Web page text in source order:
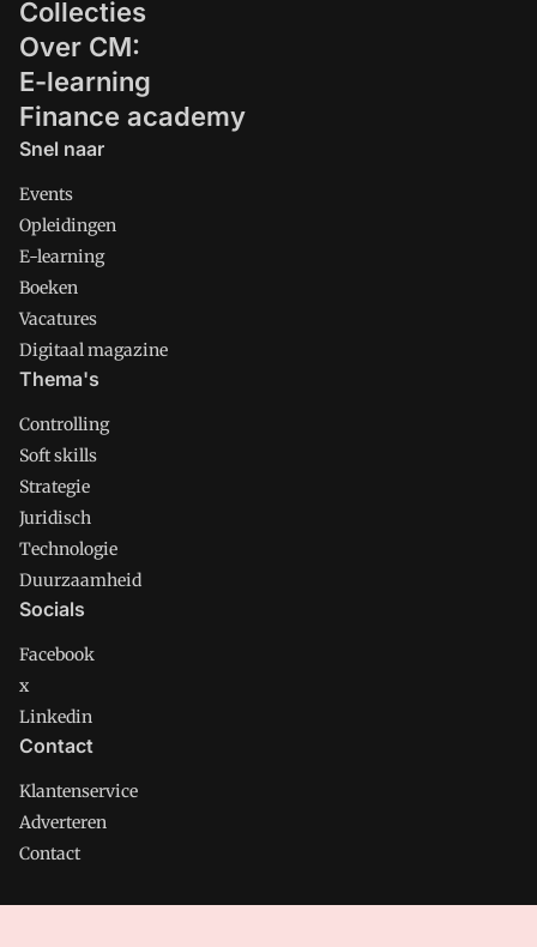
Collecties
Over CM:
E-learning
Finance academy
Snel naar
Events
Opleidingen
E-learning
Boeken
Vacatures
Digitaal magazine
Thema's
Controlling
Soft skills
Strategie
Juridisch
Technologie
Duurzaamheid
Socials
Facebook
x
Linkedin
Contact
Klantenservice
Adverteren
Contact